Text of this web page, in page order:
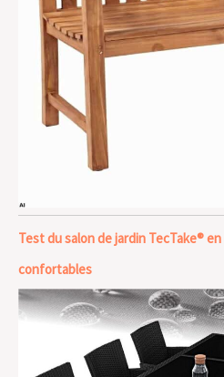
Test du salon de jardin TecTake®
confortables